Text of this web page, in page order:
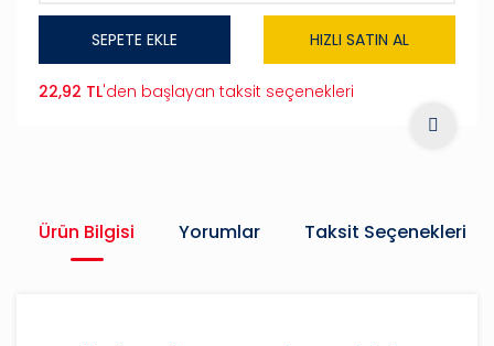
SEPETE EKLE HIZLI SATIN AL
22,92 TL'den başlayan taksit seçenekleri
Ürün Bilgisi Yorumlar Taksit Seçenekleri